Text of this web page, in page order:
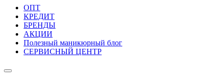
ОПТ
КРЕДИТ
БРЕНДЫ
АКЦИИ
Полезный маникюрный блог
СЕРВИСНЫЙ ЦЕНТР